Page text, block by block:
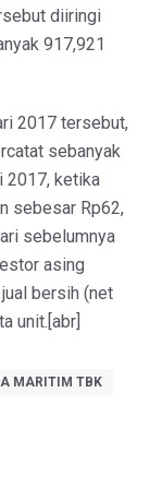
diiringi
917,921
2017 tersebut,
sebanyak
2017, ketika
sebesar Rp62,
sebelumnya
asing
bersih (net
unit.[abr]
MARITIM TBK